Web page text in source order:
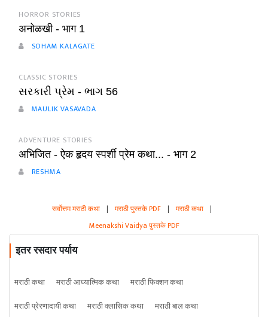
HORROR STORIES
अनोळखी - भाग 1
SOHAM KALAGATE
CLASSIC STORIES
સરકારી પ્રેમ - ભાગ 56
MAULIK VASAVADA
ADVENTURE STORIES
अभिजित - ऐक हृदय स्पर्शी प्रेम कथा... - भाग 2
RESHMA
सर्वोत्तम मराठी कथा | मराठी पुस्तके PDF | मराठी कथा |
Meenakshi Vaidya पुस्तके PDF
इतर रसदार पर्याय
मराठी कथा मराठी आध्यात्मिक कथा
मराठी फिक्शन कथा
मराठी प्रेरणादायी कथा
मराठी क्लासिक कथा
मराठी बाल कथा